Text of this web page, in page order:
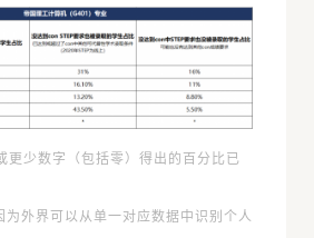
更少数字（包括零）得出的百分比已
为外界可以从单一对应数据中识别个人